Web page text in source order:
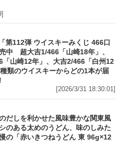
第112弾 ウイスキーみくじ 466口
中 超大吉1/466「山崎18年」、
「山崎12年」、大吉2/466「白州12
類のウイスキーからどの1本が届
[2026/3/31 18:30:01]
だしを利かせた風味豊かな関東風
のある太めのうどん、味のしみた
の「赤いきつねうどん 東 96g×12